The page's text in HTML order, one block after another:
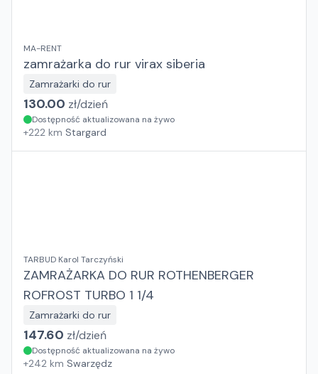
MA-RENT
zamrażarka do rur virax siberia
Zamrażarki do rur
130.00 zł/dzień
Dostępność aktualizowana na żywo
+222 km Stargard
TARBUD Karol Tarczyński
ZAMRAŻARKA DO RUR ROTHENBERGER
ROFROST TURBO 1 1/4
Zamrażarki do rur
147.60 zł/dzień
Dostępność aktualizowana na żywo
+242 km Swarzędz